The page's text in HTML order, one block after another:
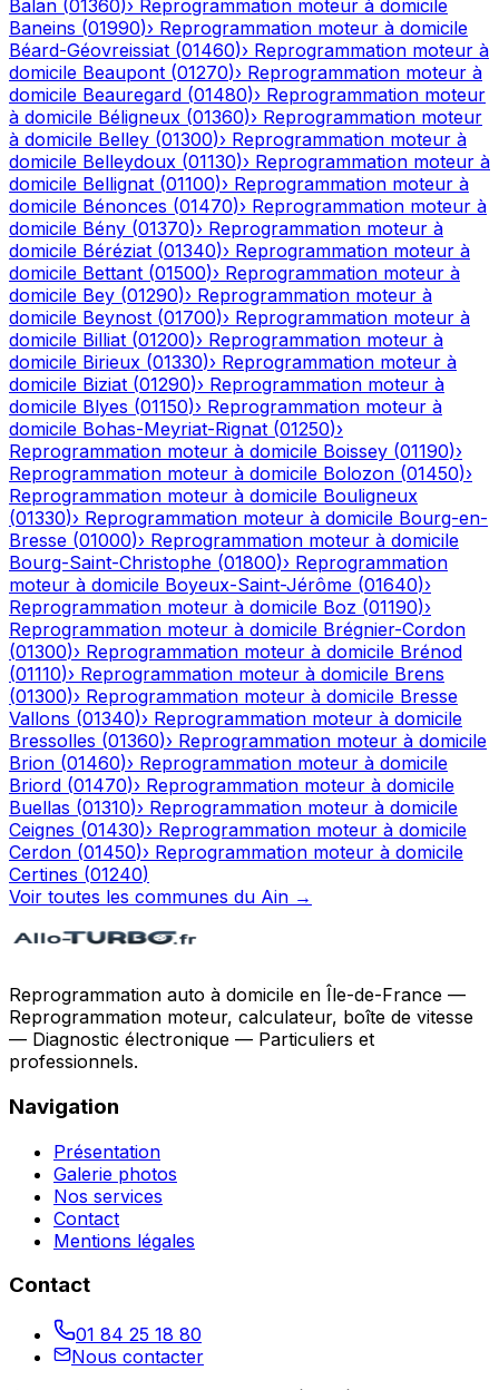
Balan (01360)› Reprogrammation moteur à domicile
Baneins (01990)› Reprogrammation moteur à domicile
Béard-Géovreissiat (01460)› Reprogrammation moteur à
domicile Beaupont (01270)› Reprogrammation moteur à
domicile Beauregard (01480)› Reprogrammation moteur
à domicile Béligneux (01360)› Reprogrammation moteur
à domicile Belley (01300)› Reprogrammation moteur à
domicile Belleydoux (01130)› Reprogrammation moteur à
domicile Bellignat (01100)› Reprogrammation moteur à
domicile Bénonces (01470)› Reprogrammation moteur à
domicile Bény (01370)› Reprogrammation moteur à
domicile Béréziat (01340)› Reprogrammation moteur à
domicile Bettant (01500)› Reprogrammation moteur à
domicile Bey (01290)› Reprogrammation moteur à
domicile Beynost (01700)› Reprogrammation moteur à
domicile Billiat (01200)› Reprogrammation moteur à
domicile Birieux (01330)› Reprogrammation moteur à
domicile Biziat (01290)› Reprogrammation moteur à
domicile Blyes (01150)› Reprogrammation moteur à
domicile Bohas-Meyriat-Rignat (01250)›
Reprogrammation moteur à domicile Boissey (01190)›
Reprogrammation moteur à domicile Bolozon (01450)›
Reprogrammation moteur à domicile Bouligneux
(01330)› Reprogrammation moteur à domicile Bourg-en-
Bresse (01000)› Reprogrammation moteur à domicile
Bourg-Saint-Christophe (01800)› Reprogrammation
moteur à domicile Boyeux-Saint-Jérôme (01640)›
Reprogrammation moteur à domicile Boz (01190)›
Reprogrammation moteur à domicile Brégnier-Cordon
(01300)› Reprogrammation moteur à domicile Brénod
(01110)› Reprogrammation moteur à domicile Brens
(01300)› Reprogrammation moteur à domicile Bresse
Vallons (01340)› Reprogrammation moteur à domicile
Bressolles (01360)› Reprogrammation moteur à domicile
Brion (01460)› Reprogrammation moteur à domicile
Briord (01470)› Reprogrammation moteur à domicile
Buellas (01310)› Reprogrammation moteur à domicile
Ceignes (01430)› Reprogrammation moteur à domicile
Cerdon (01450)› Reprogrammation moteur à domicile
Certines (01240)
Voir toutes les communes du Ain →
Reprogrammation auto à domicile en Île-de-France —
Reprogrammation moteur, calculateur, boîte de vitesse
— Diagnostic électronique — Particuliers et
professionnels.
Navigation
Présentation
Galerie photos
Nos services
Contact
Mentions légales
Contact
01 84 25 18 80
Nous contacter